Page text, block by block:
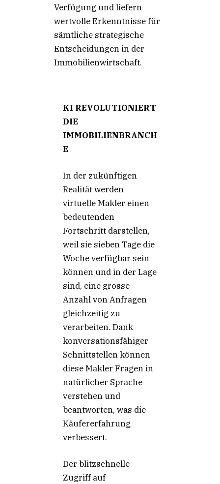
Verfügung und liefern
wertvolle Erkenntnisse für
sämtliche strategische
Entscheidungen in der
Immobilienwirtschaft.
KI REVOLUTIONIERT
DIE
IMMOBILIENBRANCH
E
In der zukünftigen
Realität werden
virtuelle Makler einen
bedeutenden
Fortschritt darstellen,
weil sie sieben Tage die
Woche verfügbar sein
können und in der Lage
sind, eine grosse
Anzahl von Anfragen
gleichzeitig zu
verarbeiten. Dank
konversationsfähiger
Schnittstellen können
diese Makler Fragen in
natürlicher Sprache
verstehen und
beantworten, was die
Käufererfahrung
verbessert.
Der blitzschnelle
Zugriff auf